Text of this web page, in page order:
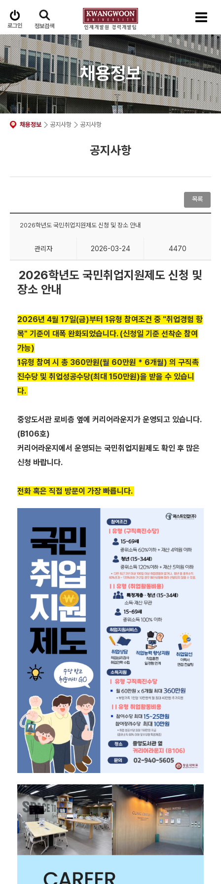
로그인 정보검색
채용정보
채용정보 공지사항 공지사항
공지사항
목록
2026학년도 국민취업지원제도 신청 및 장소 안내
관리자 2026-03-24 4470
2026학년도 국민취업지원제도 신청 및
장소 안내
2026년 4월 17일(금)부터 1유형 참여조건 중 "취업경험 항
목" 기준이 대폭 완화되었습니다. (신청일 기준 선착순 참여
가능)
1유형 참여 시 총 360만원(월 60만원 * 6개월) 의 구직촉
진수당 및 취업성공수당(최대 150만원)을 받을 수 있습니
다.
중앙도서관 로비층 옆에 커리어라운지가 운영되고 있습니다.
(B106호)
커리어라운지에서 운영되는 국민취업지원제도 확인 후 많은
신청 바랍니다.
전화 혹은 직접 방문이 가장 빠릅니다.